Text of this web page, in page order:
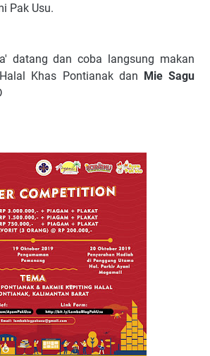
Pak Usu.
datang dan coba langsung makan
Khas Pontianak dan Mie Sagu